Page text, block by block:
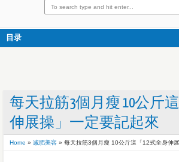
目录
每天拉筋3個月瘦 10公斤
伸展操」一定要記起來
Home » 减肥美容 » 每天拉筋3個月瘦 10公斤這「12式全身伸